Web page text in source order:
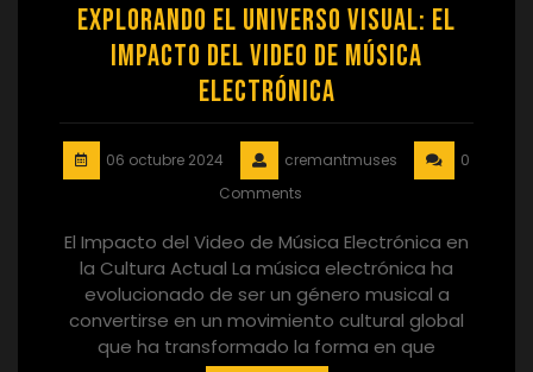
Explorando el Universo Visual: El
Impacto del Video de Música
Electrónica
06 octubre 2024 cremantmuses
0
Comments
El Impacto del Video de Música Electrónica en
la Cultura Actual La música electrónica ha
evolucionado de ser un género musical a
convertirse en un movimiento cultural global
que ha transformado la forma en que